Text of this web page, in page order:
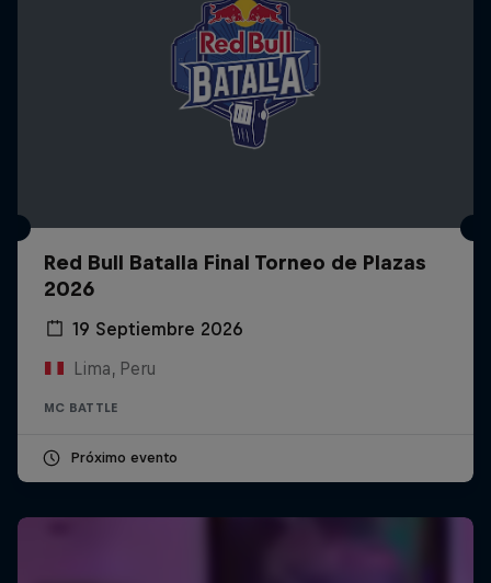
Red Bull Batalla Final Torneo de Plazas
2026
19 Septiembre 2026
Lima, Peru
MC BATTLE
Próximo evento